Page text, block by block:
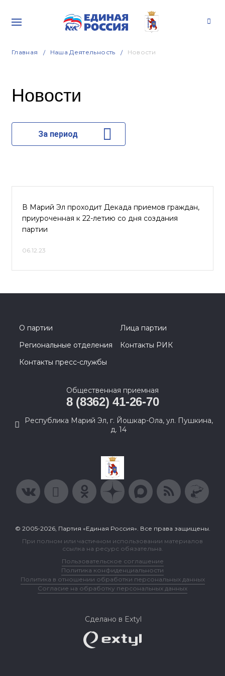
Главная Наша Деятельность Новости
Новости
За период
В Марий Эл проходит Декада приемов граждан,
приуроченная к 22-летию со дня создания
партии
06.12.23
О партии
Лица партии
Региональные отделения
Контакты РИК
Контакты пресс-службы
Общественная приемная
8 (8362) 41-26-70
Республика Марий Эл, г. Йошкар-Ола, ул. Пушкина,
д. 14
© 2005-2026, Партия «Единая Россия». Все права защищены.
При полном или частичном использовании материалов
ссылка на ресурс обязательна.
Пользовательское соглашение
Политика конфиденциальности
Политика в отношении обработки персональных данных
Согласие на обработку персональных данных
Сделано в Extyl